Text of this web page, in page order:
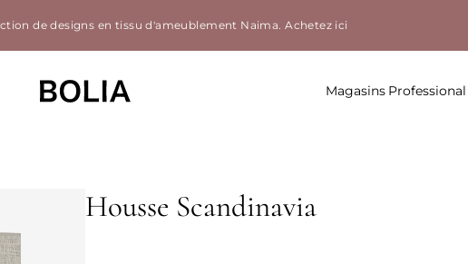
de designs en tissu d'ameublement Naima.Achetez ici
Magasins Professional
Housse Scandinavia